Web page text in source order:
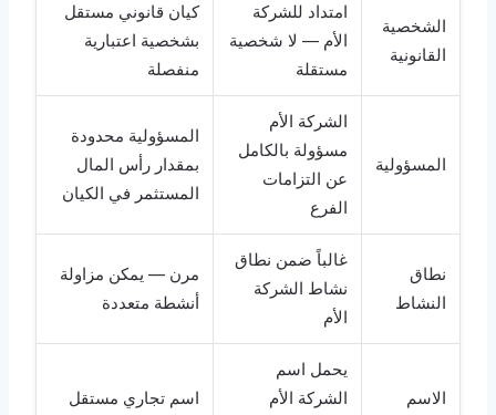
الشخصية
القانونية
امتداد للشركة
الأم — لا شخصية
مستقلة
كيان قانوني مستقل
بشخصية اعتبارية
منفصلة
المسؤولية
الشركة الأم
مسؤولة بالكامل
عن التزامات
الفرع
المسؤولية محدودة
بمقدار رأس المال
المستثمر في الكيان
نطاق
النشاط
غالباً ضمن نطاق
نشاط الشركة
الأم
مرن — يمكن مزاولة
أنشطة متعددة
الاسم
يحمل اسم
الشركة الأم
اسم تجاري مستقل